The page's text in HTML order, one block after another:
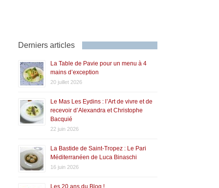
Derniers articles
La Table de Pavie pour un menu à 4
mains d’exception
20 juillet 2026
Le Mas Les Eydins : l’Art de vivre et de
recevoir d’Alexandra et Christophe
Bacquié
22 juin 2026
La Bastide de Saint-Tropez : Le Pari
Méditerranéen de Luca Binaschi
16 juin 2026
Les 20 ans du Blog !